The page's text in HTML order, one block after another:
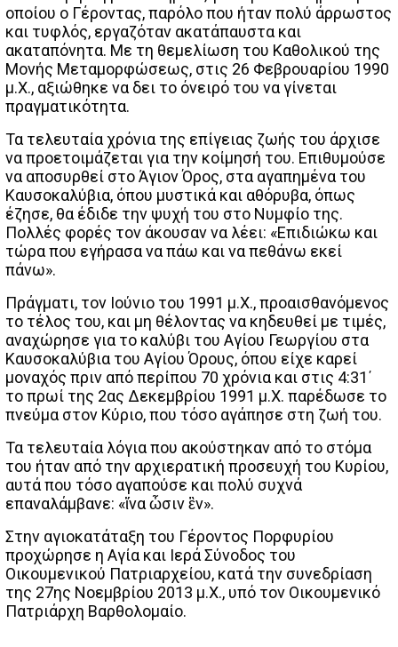
οποίου ο Γέροντας, παρόλο που ήταν πολύ άρρωστος
και τυφλός, εργαζόταν ακατάπαυστα και
ακαταπόνητα. Με τη θεμελίωση του Καθολικού της
Μονής Μεταμορφώσεως, στις 26 Φεβρουαρίου 1990
μ.Χ., αξιώθηκε να δει το όνειρό του να γίνεται
πραγματικότητα.
Τα τελευταία χρόνια της επίγειας ζωής του άρχισε
να προετοιμάζεται για την κοίμησή του. Επιθυμούσε
να αποσυρθεί στο Άγιον Όρος, στα αγαπημένα του
Καυσοκαλύβια, όπου μυστικά και αθόρυβα, όπως
έζησε, θα έδιδε την ψυχή του στο Νυμφίο της.
Πολλές φορές τον άκουσαν να λέει: «Επιδιώκω και
τώρα που εγήρασα να πάω και να πεθάνω εκεί
πάνω».
Πράγματι, τον Ιούνιο του 1991 μ.Χ., προαισθανόμενος
το τέλος του, και μη θέλοντας να κηδευθεί με τιμές,
αναχώρησε για το καλύβι του Αγίου Γεωργίου στα
Καυσοκαλύβια του Αγίου Όρους, όπου είχε καρεί
μοναχός πριν από περίπου 70 χρόνια και στις 4:31΄
το πρωί της 2ας Δεκεμβρίου 1991 μ.Χ. παρέδωσε το
πνεύμα στον Κύριο, που τόσο αγάπησε στη ζωή του.
Τα τελευταία λόγια που ακούστηκαν από το στόμα
του ήταν από την αρχιερατική προσευχή του Κυρίου,
αυτά που τόσο αγαπούσε και πολύ συχνά
επαναλάμβανε: «ἵνα ὦσιν ἓν».
Στην αγιοκατάταξη του Γέροντος Πορφυρίου
προχώρησε η Αγία και Ιερά Σύνοδος του
Οικουμενικού Πατριαρχείου, κατά την συνεδρίαση
της 27ης Νοεμβρίου 2013 μ.Χ., υπό τον Οικουμενικό
Πατριάρχη Βαρθολομαίο.